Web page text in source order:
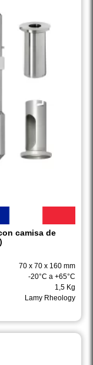
camisa de
70 x 70 x 160 mm
-20°C a +65°C
1,5 Kg
Lamy Rheology